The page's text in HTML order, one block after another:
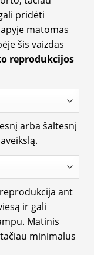
pridėti
matomas
šis vaizdas
reprodukcijos
arba šaltesnį
ant
ir gali
Matinis
minimalus